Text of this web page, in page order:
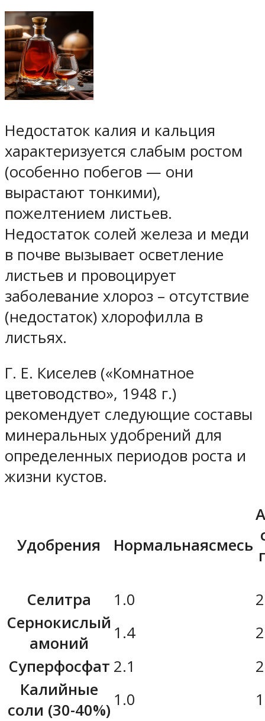
Недостаток калия и кальция
характеризуется слабым ростом
(особенно побегов — они
вырастают тонкими),
пожелтением листьев.
Недостаток солей железа и меди
в почве вызывает осветление
листьев и провоцирует
заболевание хлороз – отсутствие
(недостаток) хлорофилла в
листьях.
Г. Е. Киселев («Комнатное
цветоводство», 1948 г.)
рекомендует следующие составы
минеральных удобрений для
определенных периодов роста и
жизни кустов.
Удобрения Нормальнаясмесь
Селитра 1.0
Сернокислый
амоний
1.4
Суперфосфат 2.1
Калийные
соли (30-40%)
1.0